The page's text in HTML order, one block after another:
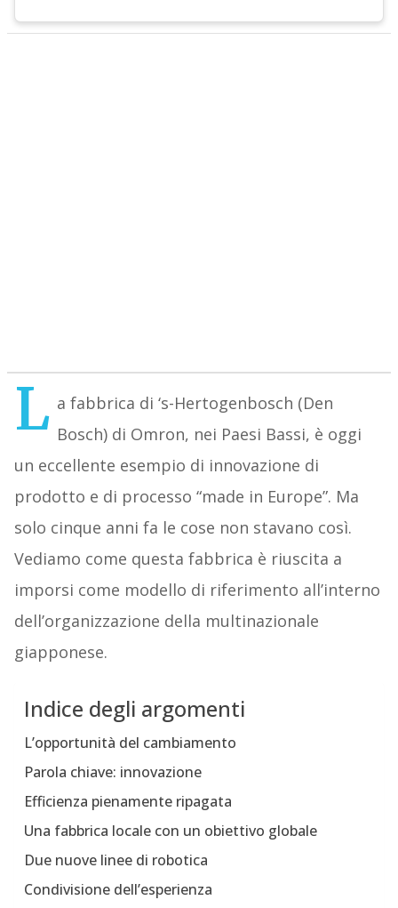
L a fabbrica di ‘s-Hertogenbosch (Den
Bosch) di Omron, nei Paesi Bassi, è oggi
un eccellente esempio di innovazione di
prodotto e di processo “made in Europe”. Ma
solo cinque anni fa le cose non stavano così.
Vediamo come questa fabbrica è riuscita a
imporsi come modello di riferimento all’interno
dell’organizzazione della multinazionale
giapponese.
Indice degli argomenti
L’opportunità del cambiamento
Parola chiave: innovazione
Efficienza pienamente ripagata
Una fabbrica locale con un obiettivo globale
Due nuove linee di robotica
Condivisione dell’esperienza